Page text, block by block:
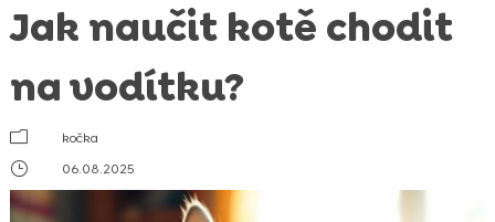
Jak naučit kotě chodit
na vodítku?
m
kočka
}
06.08.2025